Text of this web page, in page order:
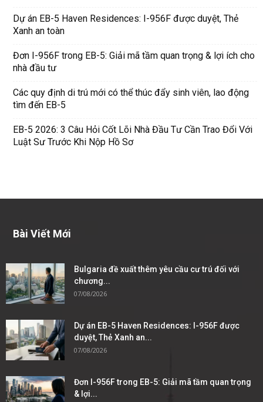
Dự án EB-5 Haven Residences: I-956F được duyệt, Thẻ
Xanh an toàn
Đơn I-956F trong EB-5: Giải mã tầm quan trọng & lợi ích cho
nhà đầu tư
Các quy định di trú mới có thể thúc đẩy sinh viên, lao động
tìm đến EB-5
EB-5 2026: 3 Câu Hỏi Cốt Lõi Nhà Đầu Tư Cần Trao Đổi Với
Luật Sư Trước Khi Nộp Hồ Sơ
Bài Viết Mới
Bulgaria đề xuất thêm yêu cầu cư trú đối với
chương...
07/08/2026
Dự án EB-5 Haven Residences: I-956F được
duyệt, Thẻ Xanh an...
07/08/2026
Đơn I-956F trong EB-5: Giải mã tầm quan trọng
& lợi...